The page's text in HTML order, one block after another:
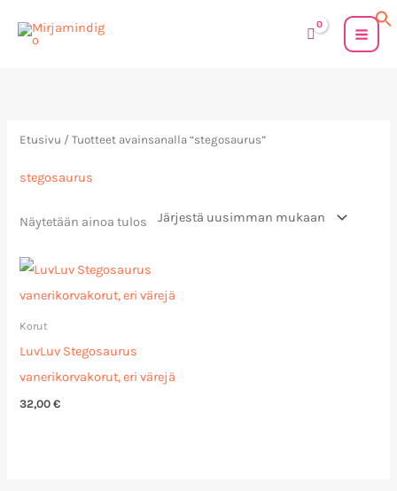
sisältöön
Etusivu / Tuotteet avainsanalla “stegosaurus”
stegosaurus
Näytetään ainoa tulos
Korut
LuvLuv Stegosaurus
vanerikorvakorut, eri värejä
32,00€